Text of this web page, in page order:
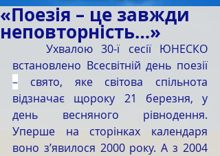
«Поезія – це завжди
неповторність…»
    Ухвалою 30-ї сесії ЮНЕСКО
– свято, яке світова спільнота
відзначає щороку 21 березня, у
день весняного рівнодення.
Уперше на сторінках календаря
воно з’явилося 2000 року. А з 2004